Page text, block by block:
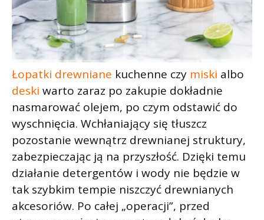
Łopatki drewniane kuchenne czy miski albo
deski warto zaraz po zakupie dokładnie
nasmarować olejem, po czym odstawić do
wyschnięcia. Wchłaniający się tłuszcz
pozostanie wewnątrz drewnianej struktury,
zabezpieczając ją na przyszłość. Dzięki temu
działanie detergentów i wody nie będzie w
tak szybkim tempie niszczyć drewnianych
akcesoriów. Po całej „operacji”, przed